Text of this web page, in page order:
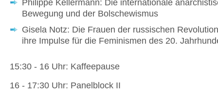
Philippe Kellermann: Die internationale
Bewegung und der Bolschewismus
Gisela Notz: Die Frauen der russischen
ihre Impulse für die Feminismen des 20.
15:30 - 16 Uhr: Kaffeepause
16 - 17:30 Uhr: Panelblock II